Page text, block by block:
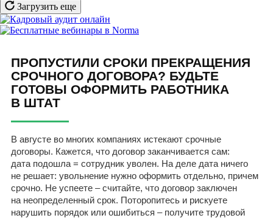
Загрузить еще
ПРОПУСТИЛИ СРОКИ ПРЕКРАЩЕНИЯ
СРОЧНОГО ДОГОВОРА? БУДЬТЕ
ГОТОВЫ ОФОРМИТЬ РАБОТНИКА
В ШТАТ
В августе во многих компаниях истекают срочные
договоры. Кажется, что договор заканчивается сам:
дата подошла = сотрудник уволен. На деле дата ничего
не решает: увольнение нужно оформить отдельно, причем
срочно. Не успеете – считайте, что договор заключен
на неопределенный срок. Поторопитесь и рискуете
нарушить порядок или ошибиться – получите трудовой